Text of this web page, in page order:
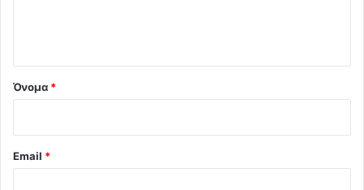
Όνομα *
Email *